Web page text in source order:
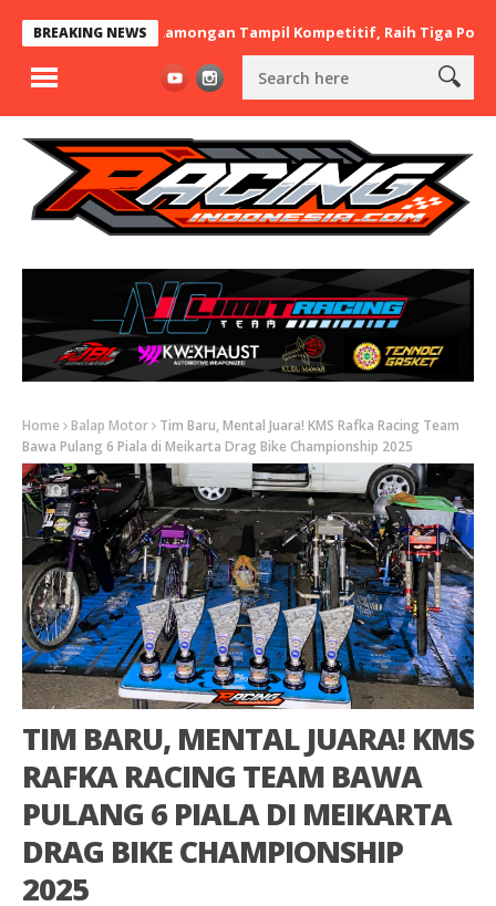
BREAKING NEWS
BaraBere Asal Lamongan Tampil Kompetitif, Raih Tiga Podium di
Home Balap Motor
Tim Baru, Mental Juara! KMS Rafka Racing Team
Bawa Pulang 6 Piala di Meikarta Drag Bike Championship 2025
TIM BARU, MENTAL JUARA! KMS
RAFKA RACING TEAM BAWA
PULANG 6 PIALA DI MEIKARTA
DRAG BIKE CHAMPIONSHIP
2025